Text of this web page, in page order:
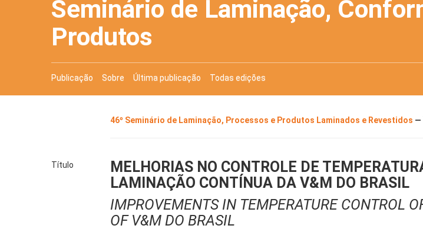
Seminário de Laminação,
Produtos
Publicação Sobre Última publicação Todas edições
46º Seminário de Laminação, Processos e Produtos Laminados e Revestidos —
Título
MELHORIAS NO CONTROLE DE
LAMINAÇÃO CONTÍNUA DA V&M DO BRASIL
IMPROVEMENTS IN TEMPERATURE CONTROL
OF V&M DO BRASIL